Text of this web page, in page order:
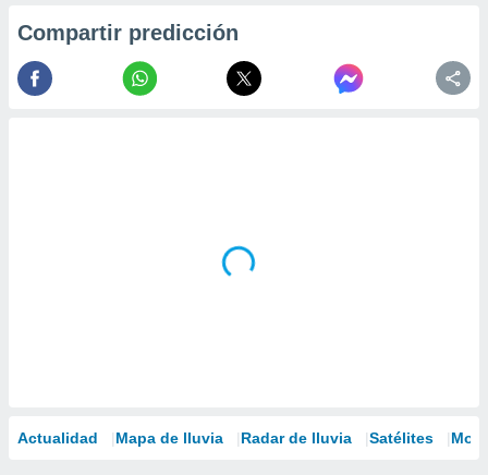
Compartir predicción
Actualidad Mapa de lluvia Radar de lluvia Satélites